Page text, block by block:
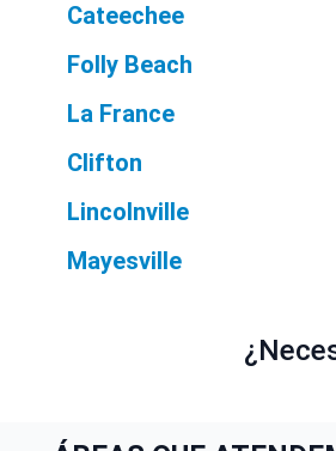
Cateechee
Folly Beach
La France
Clifton
Lincolnville
Mayesville